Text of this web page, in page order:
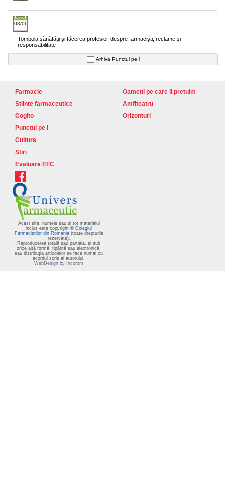
03/06
Tombola sănătății și tăcerea profesiei: despre farmaciști, reclame și
responsabilitate
Arhiva Punctul pe i
Farmacie
Stiinte farmaceutice
Cogito
Oameni pe care ii pretuim
Amfiteatru
Orizonturi
Punctul pe i
Cultura
Stiri
Evaluare EFC
Acest site, numele sau si tot materialul
inclus este copyright © Colegiul
Farmacistilor din Romania (toate drepturile
rezervate).
Reproducerea totală sau parțiala, și sub
orice altă formă, tipărită sau electronică,
sau distribuția articolelor se face numai cu
acordul scris al autorului.
WebDesign by Incorom